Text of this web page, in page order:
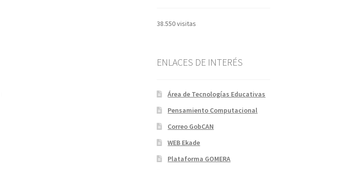
38.550 visitas
ENLACES DE INTERÉS
Área de Tecnologías Educativas
Pensamiento Computacional
Correo GobCAN
WEB Ekade
Plataforma GOMERA